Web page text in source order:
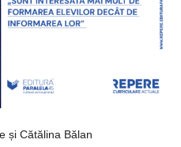
și Cătălina Bălan